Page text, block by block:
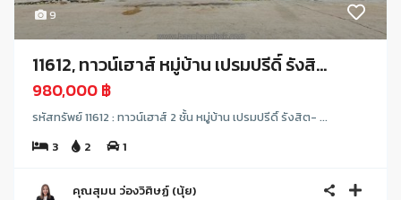
9
11612, ทาวน์เฮาส์ หมู่บ้าน เปรมปรีดิ์ รังสิ...
980,000 ฿
รหัสทรัพย์ 11612 : ทาวน์เฮาส์ 2 ชั้น หมู่บ้าน เปรมปรีดิ์ รังสิต- ...
3
2 1
คุณสุมน ว่องวิศิษฏ์ (นุ้ย)